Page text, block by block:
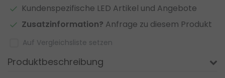
Kundenspezifische LED Artikel und Angebote
Zusatzinformation? Anfrage zu diesem Produkt
Auf Vergleichsliste setzen
Produktbeschreibung